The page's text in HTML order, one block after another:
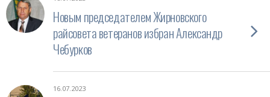
Новым председателем Жирновского
райсовета ветеранов избран Александр
Чебурков
16.07.2023